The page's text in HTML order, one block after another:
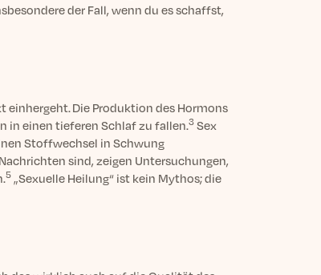
der Fall, wenn du es schaffst,
einhergeht. Die Produktion des Hormons
in einen tieferen Schlaf zu fallen.3 Sex
Stoffwechsel in Schwung
sind, zeigen Untersuchungen,
5 „Sexuelle Heilung“ ist kein Mythos; die